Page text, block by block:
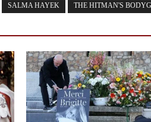
SALMA HAYEK THE HITMAN'S